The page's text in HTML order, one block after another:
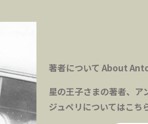
著者について About
星の王子さまの著者、ア
ジュペリについてはこち